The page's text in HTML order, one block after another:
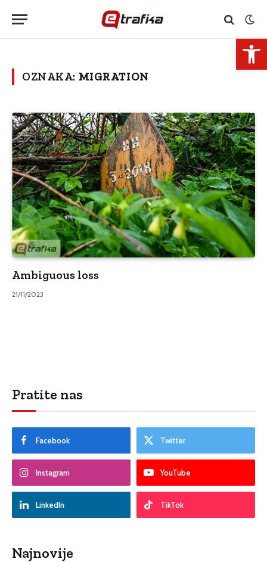
OZNAKA: MIGRATION
Ambiguous loss
21/11/2023
Pratite nas
Facebook Twitter
Instagram YouTube
LinkedIn TikTok
Najnovije